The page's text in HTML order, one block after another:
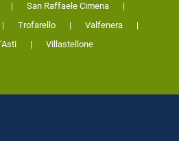
San Raffaele Cimena
Trofarello
Valfenera
Villastellone